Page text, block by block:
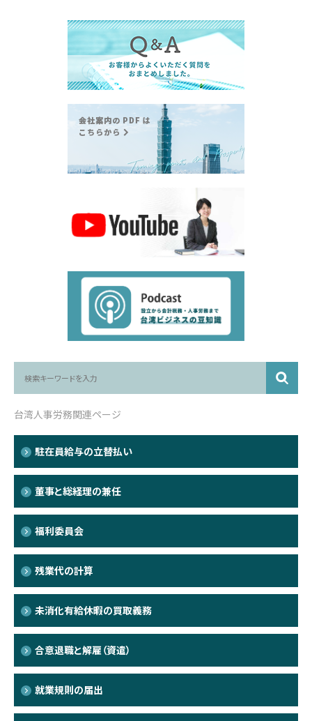
台湾人事労務関連ページ
駐在員給与の立替払い
董事と総経理の兼任
福利委員会
残業代の計算
未消化有給休暇の買取義務
合意退職と解雇（資遣）
就業規則の届出